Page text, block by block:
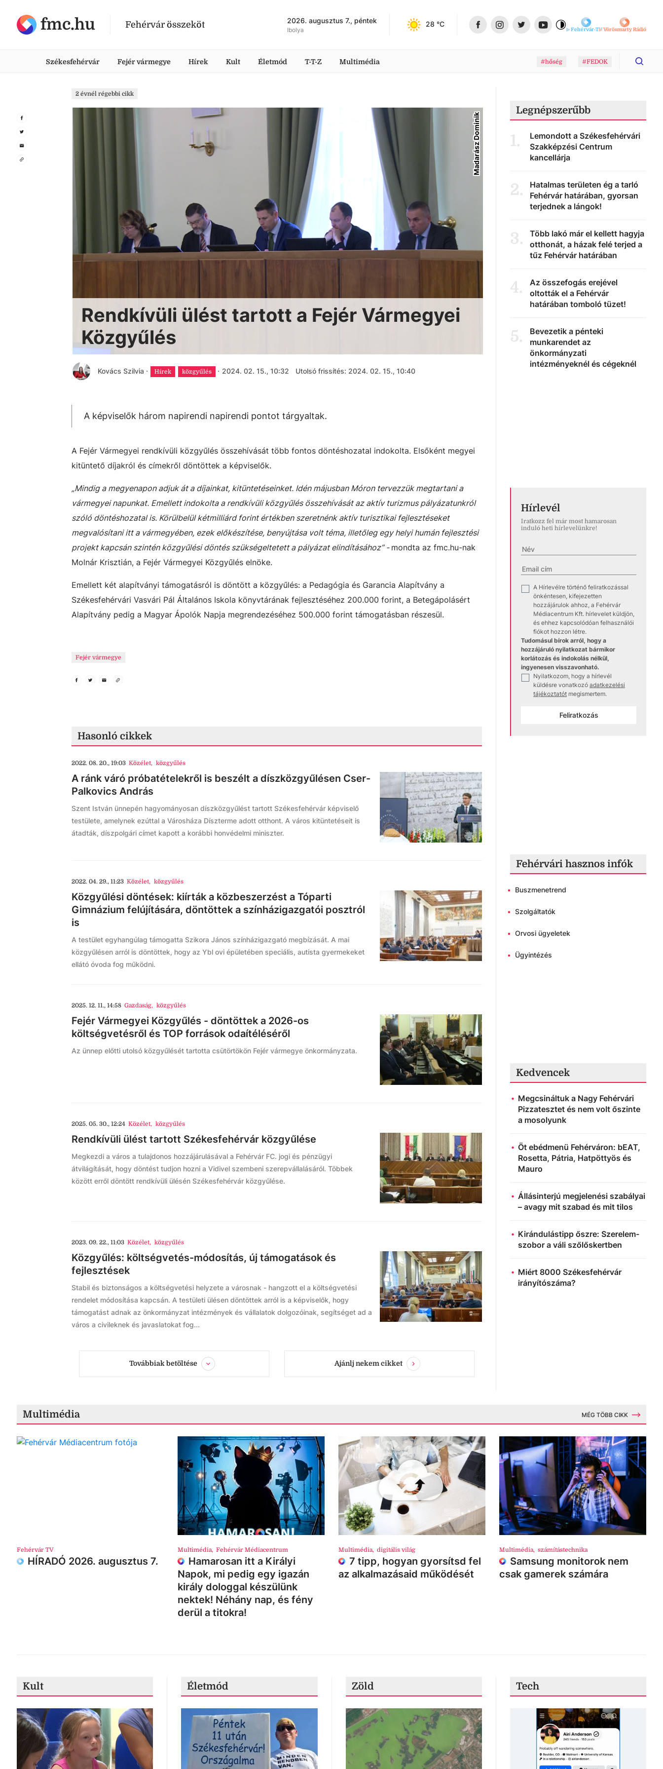
fmc.hu Fehérvár összeköt 2026. augusztus 7., péntek
Ibolya
28 °C
Fehérvár-TVVörösmarty Rádió
Székesfehérvár Fejér vármegye Hírek Kult Életmód T-T-Z Multimédia #hőség #FEDOK
2 évnél régebbi cikk
Madarász Dominik
Rendkívüli ülést tartott a Fejér Vármegyei
Közgyűlés
Kovács Szilvia · Hírek közgyűlés · 2024. 02. 15., 10:32 Utolsó frissítés: 2024. 02. 15., 10:40
A képviselők három napirendi napirendi pontot tárgyaltak.
A Fejér Vármegyei rendkívüli közgyűlés összehívását több fontos döntéshozatal indokolta. Elsőként megyei
kitüntető díjakról és címekről döntöttek a képviselők.
„Mindig a megyenapon adjuk át a díjainkat, kitüntetéseinket. Idén májusban Móron tervezzük megtartani a
vármegyei napunkat. Emellett indokolta a rendkívüli közgyűlés összehívását az aktív turizmus pályázatunkról
szóló döntéshozatal is. Körülbelül kétmilliárd forint értékben szeretnénk aktív turisztikai fejlesztéseket
megvalósítani itt a vármegyében, ezek előkészítése, benyújtása volt téma, illetőleg egy helyi humán fejlesztési
projekt kapcsán szintén közgyűlési döntés szükségeltetett a pályázat elindításához” - mondta az fmc.hu-nak
Molnár Krisztián, a Fejér Vármegyei Közgyűlés elnöke.
Emellett két alapítványi támogatásról is döntött a közgyűlés: a Pedagógia és Garancia Alapítvány a
Székesfehérvári Vasvári Pál Általános Iskola könyvtárának fejlesztéséhez 200.000 forint, a Betegápolásért
Alapítvány pedig a Magyar Ápolók Napja megrendezéséhez 500.000 forint támogatásban részesül.
Fejér vármegye
Hasonló cikkek
2022. 08. 20., 19:03 Közélet, közgyűlés
A ránk váró próbatételekről is beszélt a díszközgyűlésen Cser-
Palkovics András
Szent István ünnepén hagyományosan díszközgyűlést tartott Székesfehérvár képviselő
testülete, amelynek ezúttal a Városháza Díszterme adott otthont. A város kitüntetéseit is
átadták, díszpolgári címet kapott a korábbi honvédelmi miniszter.
2022. 04. 29., 11:23 Közélet, közgyűlés
Közgyűlési döntések: kiírták a közbeszerzést a Tóparti
Gimnázium felújítására, döntöttek a színházigazgatói posztról
is
A testület egyhangúlag támogatta Szikora János színházigazgató megbízását. A mai
közgyűlésen arról is döntöttek, hogy az Ybl ovi épületében speciális, autista gyermekeket
ellátó óvoda fog működni.
2025. 12. 11., 14:58 Gazdaság, közgyűlés
Fejér Vármegyei Közgyűlés - döntöttek a 2026-os
költségvetésről és TOP források odaítéléséről
Az ünnep előtti utolsó közgyűlését tartotta csütörtökön Fejér vármegye önkormányzata.
2025. 05. 30., 12:24 Közélet, közgyűlés
Rendkívüli ülést tartott Székesfehérvár közgyűlése
Megkezdi a város a tulajdonos hozzájárulásával a Fehérvár FC. jogi és pénzügyi
átvilágítását, hogy döntést tudjon hozni a Vidivel szembeni szerepvállalásáról. Többek
között erről döntött rendkívüli ülésén Székesfehérvár közgyűlése.
2023. 09. 22., 11:03 Közélet, közgyűlés
Közgyűlés: költségvetés-módosítás, új támogatások és
fejlesztések
Stabil és biztonságos a költségvetési helyzete a városnak - hangzott el a költségvetési
rendelet módosítása kapcsán. A testületi ülésen döntöttek arról is a képviselők, hogy
támogatást adnak az önkormányzat intézmények és vállalatok dolgozóinak, segítséget ad a
város a civileknek és javaslatokat fog...
Továbbiak betöltése Ajánlj nekem cikket
Legnépszerűbb
1.
Lemondott a Székesfehérvári
Szakképzési Centrum
kancellárja
2.
Hatalmas területen ég a tarló
Fehérvár határában, gyorsan
terjednek a lángok!
3.
Több lakó már el kellett hagyja
otthonát, a házak felé terjed a
tűz Fehérvár határában
4.
Az összefogás erejével
oltották el a Fehérvár
határában tomboló tüzet!
5.
Bevezetik a pénteki
munkarendet az
önkormányzati
intézményeknél és cégeknél
Hírlevél
Iratkozz fel már most hamarosan
induló heti hírlevelünkre!
✓
A Hírlevélre történő feliratkozással
önkéntesen, kifejezetten
hozzájárulok ahhoz, a Fehérvár
Médiacentrum Kft. hírlevelet küldjön,
és ehhez kapcsolódóan felhasználói
fiókot hozzon létre.
Tudomásul bírok arról, hogy a
hozzájáruló nyilatkozat bármikor
korlátozás és indokolás nélkül,
ingyenesen visszavonható.
✓
Nyilatkozom, hogy a hírlevél
küldésre vonatkozó adatkezelési
tájékoztatót megismertem.
Feliratkozás
Fehérvári hasznos infók
• Buszmenetrend
• Szolgáltatók
• Orvosi ügyeletek
• Ügyintézés
Kedvencek
Megcsináltuk a Nagy Fehérvári
Pizzatesztet és nem volt őszinte
a mosolyunk
Öt ebédmenü Fehérváron: bEAT,
Rosetta, Pátria, Hatpöttyös és
Mauro
Állásinterjú megjelenési szabályai
– avagy mit szabad és mit tilos
Kirándulástipp őszre: Szerelem-
szobor a váli szőlőskertben
Miért 8000 Székesfehérvár
irányítószáma?
Multimédia MÉG TÖBB CIKK
Fehérvár TV
HÍRADÓ 2026. augusztus 7.
Multimédia, Fehérvár Médiacentrum
Hamarosan itt a Királyi
Napok, mi pedig egy igazán
király dologgal készülünk
nektek! Néhány nap, és fény
derül a titokra!
Multimédia, digitális világ
7 tipp, hogyan gyorsítsd fel
az alkalmazásaid működését
Multimédia, számítástechnika
Samsung monitorok nem
csak gamerek számára
Kult Életmód Zöld Tech